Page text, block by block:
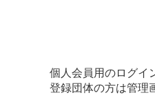
個人会員用のログイ
登録団体の方は管理